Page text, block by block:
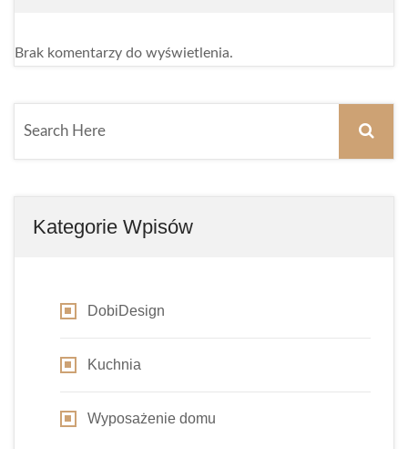
Brak komentarzy do wyświetlenia.
Kategorie Wpisów
DobiDesign
Kuchnia
Wyposażenie domu